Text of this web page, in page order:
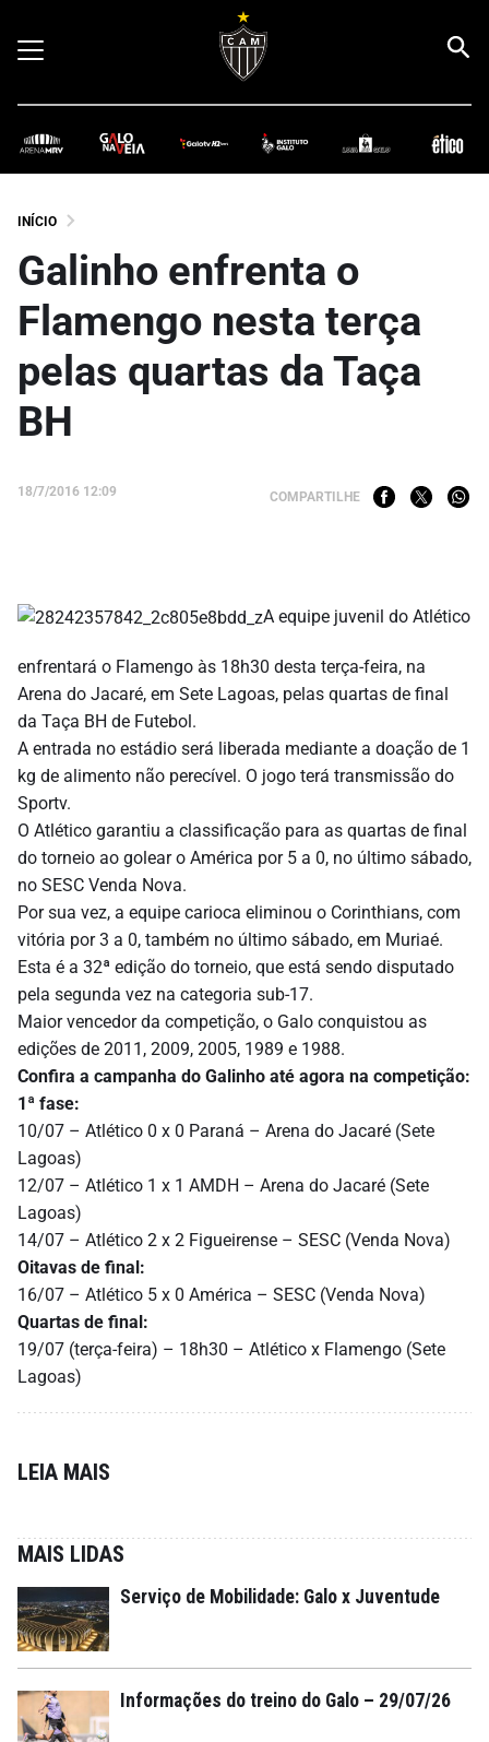
INÍCIO
Galinho enfrenta o
Flamengo nesta terça
pelas quartas da Taça
BH
18/7/2016 12:09 COMPARTILHE
A equipe juvenil do Atlético
enfrentará o Flamengo às 18h30 desta terça-feira, na
Arena do Jacaré, em Sete Lagoas, pelas quartas de final
da Taça BH de Futebol.
A entrada no estádio será liberada mediante a doação de 1
kg de alimento não perecível. O jogo terá transmissão do
Sportv.
O Atlético garantiu a classificação para as quartas de final
do torneio ao golear o América por 5 a 0, no último sábado,
no SESC Venda Nova.
Por sua vez, a equipe carioca eliminou o Corinthians, com
vitória por 3 a 0, também no último sábado, em Muriaé.
Esta é a 32ª edição do torneio, que está sendo disputado
pela segunda vez na categoria sub-17.
Maior vencedor da competição, o Galo conquistou as
edições de 2011, 2009, 2005, 1989 e 1988.
Confira a campanha do Galinho até agora na competição:
1ª fase:
10/07 – Atlético 0 x 0 Paraná – Arena do Jacaré (Sete
Lagoas)
12/07 – Atlético 1 x 1 AMDH – Arena do Jacaré (Sete
Lagoas)
14/07 – Atlético 2 x 2 Figueirense – SESC (Venda Nova)
Oitavas de final:
16/07 – Atlético 5 x 0 América – SESC (Venda Nova)
Quartas de final:
19/07 (terça-feira) – 18h30 – Atlético x Flamengo (Sete
Lagoas)
LEIA MAIS
MAIS LIDAS
Serviço de Mobilidade: Galo x Juventude
Informações do treino do Galo – 29/07/26